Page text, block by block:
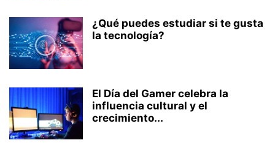
¿Qué puedes estudiar si te gusta
la tecnología?
El Día del Gamer celebra la
influencia cultural y el
crecimiento...